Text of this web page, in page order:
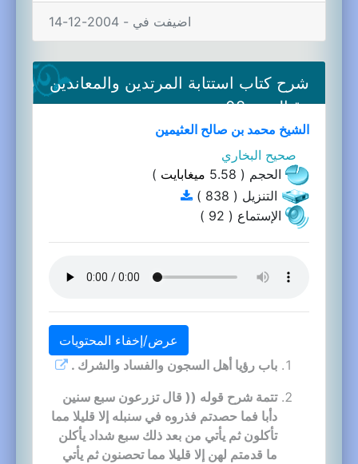
اضيفت في - 2004-12-14
شرح كتاب استتابة المرتدين والمعاندين
وقتالهم-08a
الشيخ محمد بن صالح العثيمين
صحيح البخاري
الحجم ( 5.58
ميغابايت )
التنزيل ( 838 )
الإستماع ( 92 )
عرض/إخفاء المحتويات
باب رؤيا أهل السجون والفساد والشرك .
تتمة شرح قوله (( قال تزرعون سبع سنين
دأبا فما حصدتم فذروه في سنبله إلا قليلا مما
تأكلون ثم يأتي من بعد ذلك سبع شداد يأكلن
ما قدمتم لهن إلا قليلا مما تحصنون ثم يأتي